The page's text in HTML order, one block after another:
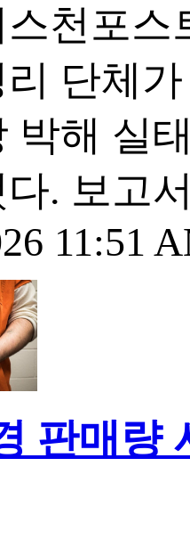
천포스
단체
박해 실
. 보고
11:51
판매량